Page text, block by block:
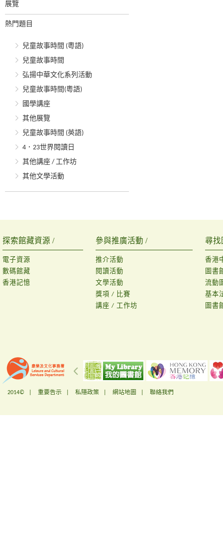
展覽
熱門題目
兒童故事時間 (粵語)
兒童故事時間
弘揚中華文化系列活動
兒童故事時間(粵語)
國學講座
其他展覽
兒童故事時間 (英語)
4．23世界閱讀日
其他講座 / 工作坊
其他文學活動
探索館藏資源 /
電子資源
數碼館藏
香港記憶
參與推廣活動 /
推介活動
閱讀活動
文學活動
獎項 / 比賽
講座 / 工作坊
尋找
香港
圖書
流動
基本
圖書
2014© | 重要告示 私隱政策 網站地圖 聯絡我們